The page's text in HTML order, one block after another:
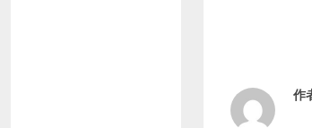
作